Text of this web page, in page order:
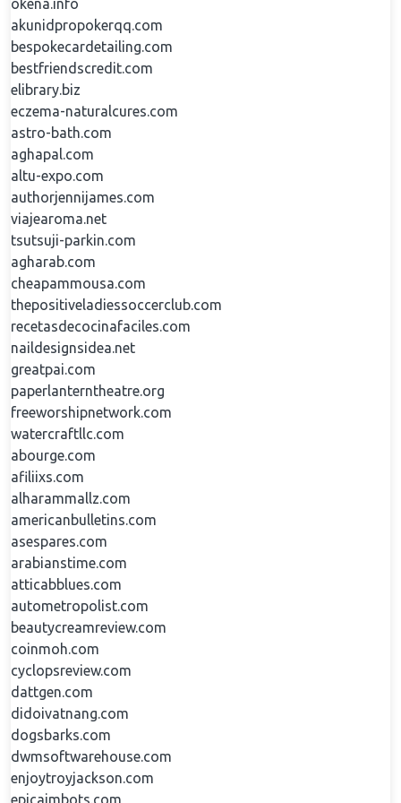
okena.info
akunidpropokerqq.com
bespokecardetailing.com
bestfriendscredit.com
elibrary.biz
eczema-naturalcures.com
astro-bath.com
aghapal.com
altu-expo.com
authorjennijames.com
viajearoma.net
tsutsuji-parkin.com
agharab.com
cheapammousa.com
thepositiveladiessoccerclub.com
recetasdecocinafaciles.com
naildesignsidea.net
greatpai.com
paperlanterntheatre.org
freeworshipnetwork.com
watercraftllc.com
abourge.com
afiliixs.com
alharammallz.com
americanbulletins.com
asespares.com
arabianstime.com
atticabblues.com
autometropolist.com
beautycreamreview.com
coinmoh.com
cyclopsreview.com
dattgen.com
didoivatnang.com
dogsbarks.com
dwmsoftwarehouse.com
enjoytroyjackson.com
epicaimbots.com